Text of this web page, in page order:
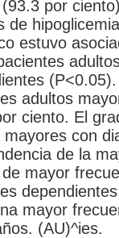
por
de
estuvo
adultos
ciento. El
mayores con
de la
mayor
mayor
(AU)^ies.